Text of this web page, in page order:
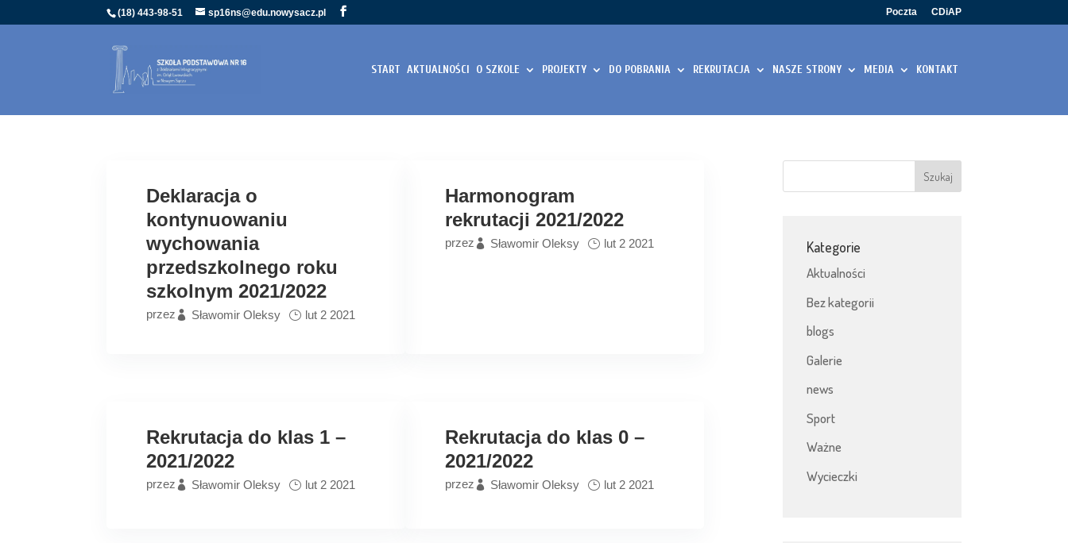
(18) 443-98-51 sp16ns@edu.nowysacz.pl Poczta CDiAP
START AKTUALNOŚCI O SZKOLE PROJEKTY DO POBRANIA REKRUTACJA NASZE STRONY MEDIA KONTAKT
Deklaracja o
kontynuowaniu
wychowania
przedszkolnego roku
szkolnym 2021/2022
przez Sławomir Oleksy lut 2 2021
Harmonogram
rekrutacji 2021/2022
przez Sławomir Oleksy lut 2 2021
Rekrutacja do klas 1 –
2021/2022
przez Sławomir Oleksy lut 2 2021
Rekrutacja do klas 0 –
2021/2022
przez Sławomir Oleksy lut 2 2021
Kategorie
Aktualności
Bez kategorii
blogs
Galerie
news
Sport
Ważne
Wycieczki